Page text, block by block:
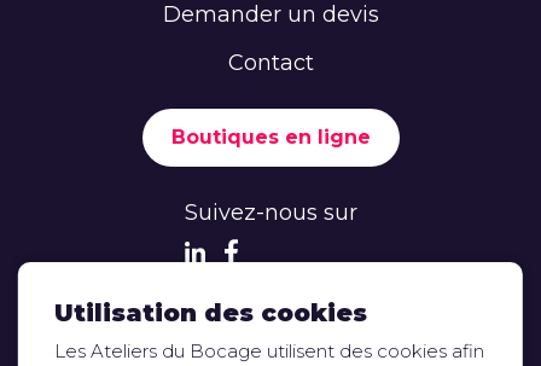
Demander un devis
Contact
Boutiques en ligne
Suivez-nous sur
Utilisation des cookies
Les Ateliers du Bocage utilisent des cookies afin